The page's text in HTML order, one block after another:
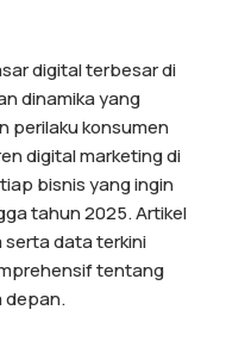
digital terbesar di
dinamika yang
perilaku konsumen
digital marketing di
bisnis yang ingin
tahun 2025. Artikel
serta data terkini
tentang
depan.